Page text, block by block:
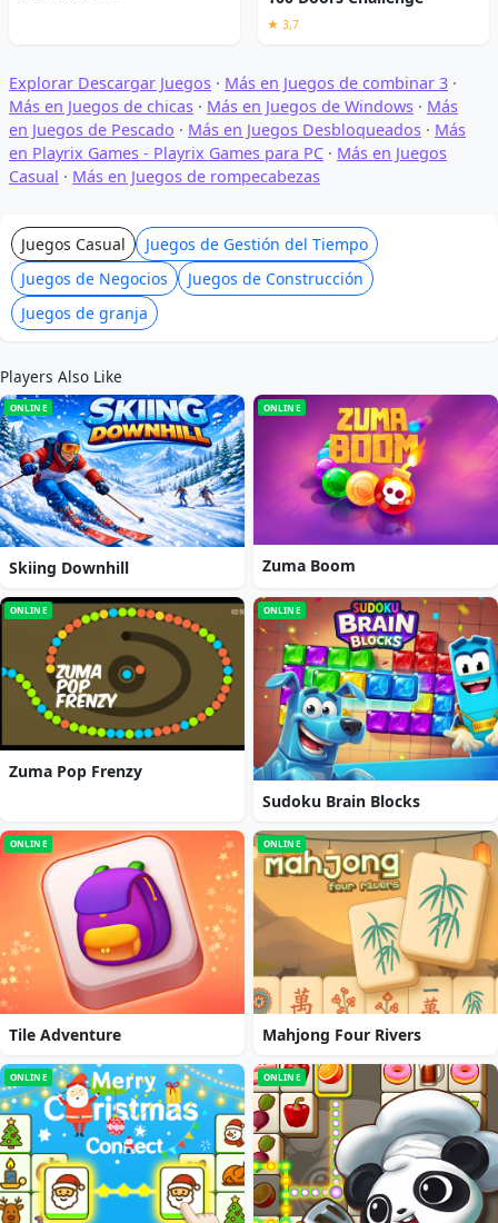
★ 3,7
Explorar Descargar Juegos · Más en Juegos de combinar 3 ·
Más en Juegos de chicas · Más en Juegos de Windows · Más
en Juegos de Pescado · Más en Juegos Desbloqueados · Más
en Playrix Games - Playrix Games para PC · Más en Juegos
Casual · Más en Juegos de rompecabezas
Juegos Casual
Juegos de Gestión del Tiempo
Juegos de Negocios
Juegos de Construcción
Juegos de granja
Players Also Like
ONLINE
Skiing Downhill
ONLINE
Zuma Boom
ONLINE
Zuma Pop Frenzy
ONLINE
Sudoku Brain Blocks
ONLINE
Tile Adventure
ONLINE
Mahjong Four Rivers
ONLINE ONLINE